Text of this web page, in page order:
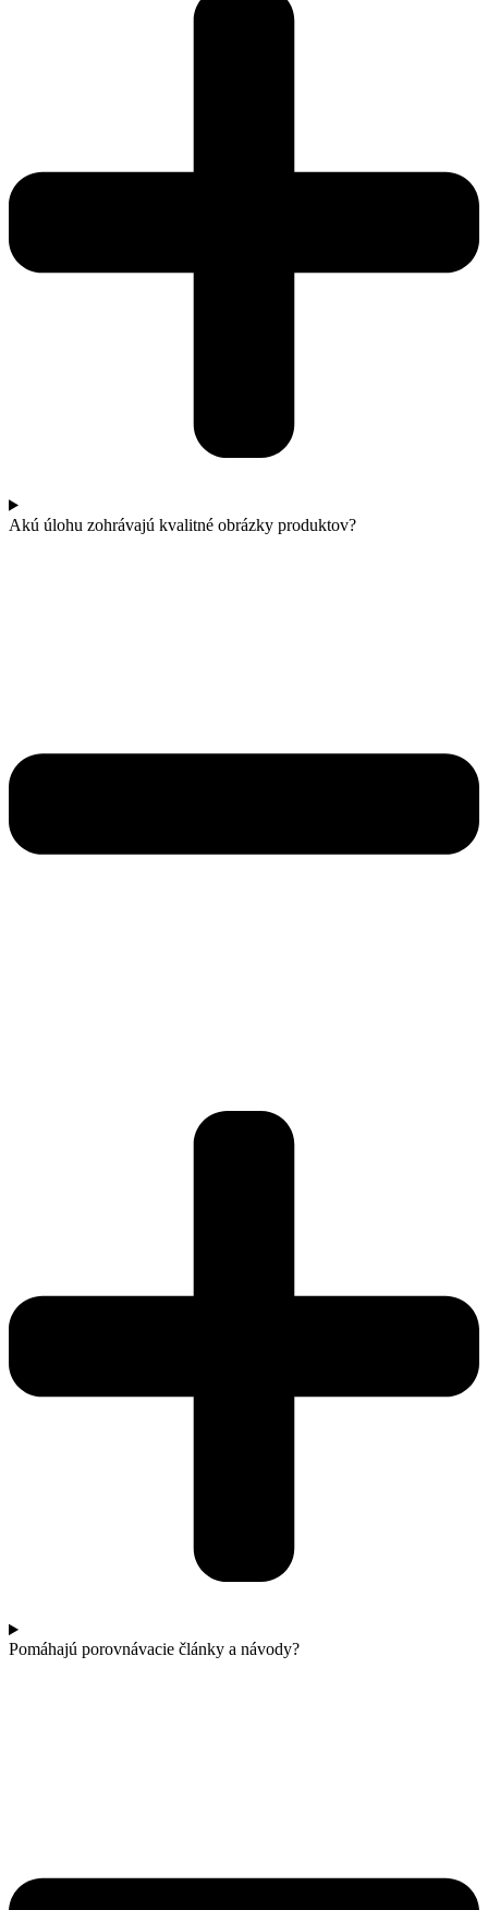
Akú úlohu zohrávajú kvalitné obrázky produktov?
Pomáhajú porovnávacie články a návody?